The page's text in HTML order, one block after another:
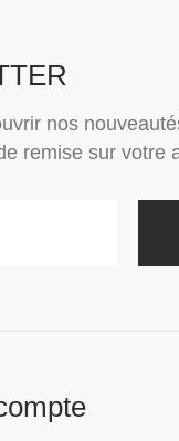
nos
remise sur votre